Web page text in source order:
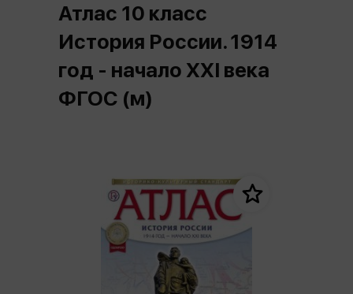
Атлас 10 класс
История России. 1914
год - начало XXI века
ФГОС (м)